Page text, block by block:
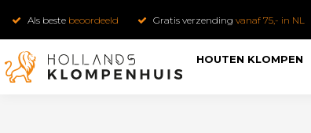
Als beste beoordeeld Gratis verzending vanaf 75,- in NL
HOUTEN KLOMPEN